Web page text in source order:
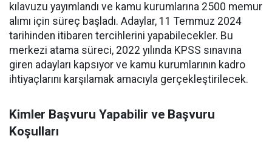
kılavuzu yayımlandı ve kamu kurumlarına 2500 memur
alımı için süreç başladı. Adaylar, 11 Temmuz 2024
tarihinden itibaren tercihlerini yapabilecekler. Bu
merkezi atama süreci, 2022 yılında KPSS sınavına
giren adayları kapsıyor ve kamu kurumlarının kadro
ihtiyaçlarını karşılamak amacıyla gerçekleştirilecek.
Kimler Başvuru Yapabilir ve Başvuru
Koşulları